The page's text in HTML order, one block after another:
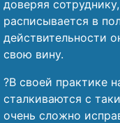
доверяя
расписывается в
действительности
свою вину.
?В своей практике
сталкиваются с
очень сложно